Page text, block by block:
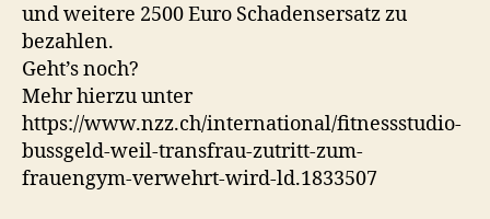
und weitere 2500 Euro Schadensersatz zu
bezahlen.
Geht’s noch?
Mehr hierzu unter
https://www.nzz.ch/international/fitnessstudio-
bussgeld-weil-transfrau-zutritt-zum-
frauengym-verwehrt-wird-ld.1833507